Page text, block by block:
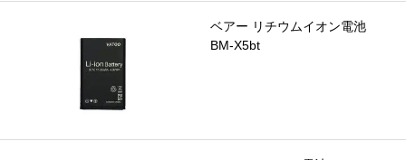
ベアー リチウムイオン電池
BM-X5bt